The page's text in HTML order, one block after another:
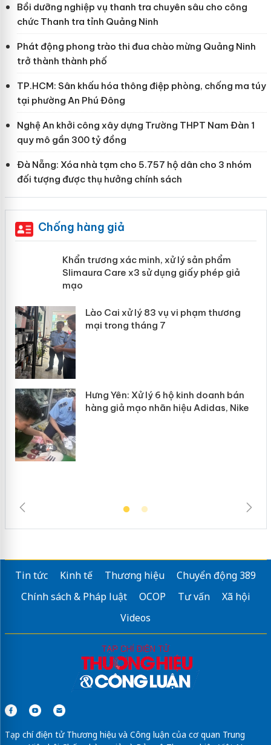
Bồi dưỡng nghiệp vụ thanh tra chuyên sâu cho công
chức Thanh tra tỉnh Quảng Ninh
Phát động phong trào thi đua chào mừng Quảng Ninh
trở thành thành phố
TP.HCM: Sân khấu hóa thông điệp phòng, chống ma túy
tại phường An Phú Đông
Nghệ An khởi công xây dựng Trường THPT Nam Đàn 1
quy mô gần 300 tỷ đồng
Đà Nẵng: Xóa nhà tạm cho 5.757 hộ dân cho 3 nhóm
đối tượng được thụ hưởng chính sách
Chống hàng giả
Khẩn trương xác minh, xử lý sản phẩm
Slimaura Care x3 sử dụng giấy phép
Tin tức Kinh tế Thương hiệu
Chuyển động 389
Chính sách & Pháp luật
OCOP Tư vấn
Xã hội
Videos
Tạp chí điện tử Thương hiệu và Công luận của cơ quan Trung